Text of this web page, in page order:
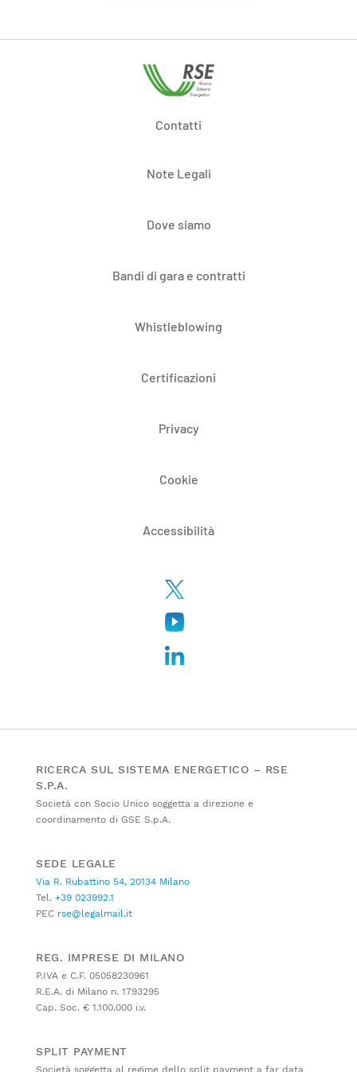
Contatti
Note Legali
Dove siamo
Bandi di gara e contratti
Whistleblowing
Certificazioni
Privacy
Cookie
Accessibilità
RICERCA SUL SISTEMA ENERGETICO – RSE
S.P.A.
Società con Socio Unico soggetta a direzione e
coordinamento di GSE S.p.A.
SEDE LEGALE
Via R. Rubattino 54, 20134 Milano
Tel. +39 023992.1
PEC rse@legalmail.it
REG. IMPRESE DI MILANO
P.IVA e C.F. 05058230961
R.E.A. di Milano n. 1793295
Cap. Soc. € 1.100.000 i.v.
SPLIT PAYMENT
Società soggetta al regime dello split payment a far data